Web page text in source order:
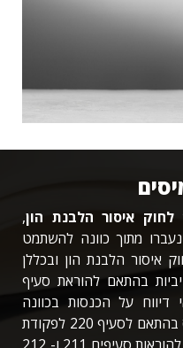
,
מתוך כוונה להשתמט
איסור הלבנת הון ובכללן
בהתאם להוראת סעיף
דיווח על הכנסות בכוונה
להתחמק או להשתמט מתשלום מס בהתאם לסעיף 220 לפקודת